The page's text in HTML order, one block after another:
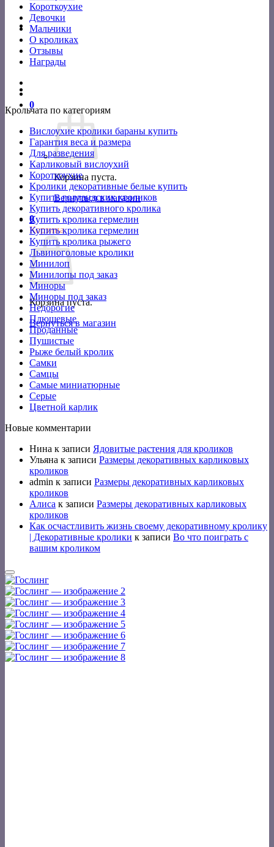
Короткоухие
Девочки
Мальчики
О кроликах
Отзывы
Награды
0
Корзина пуста.
Вернуться в магазин
0
Корзина
Корзина пуста.
Вернуться в магазин
Крольчата по категориям
Вислоухие кролики бараны купить
Гарантия веса и размера
Для разведения
Карликовый вислоухий
Короткоухие
Кролики декоративные белые купить
Купить голландских кроликов
Купить декоративного кролика
Купить кролика гермелин
Купить кролика гермелин
Купить кролика рыжего
Львиноголовые кролики
Минилоп
Минилопы под заказ
Миноры
Миноры под заказ
Недорогие
Плюшевые
Проданные
Пушистые
Рыже белый кролик
Самки
Самцы
Самые миниатюрные
Серые
Цветной карлик
Новые комментарии
Нина к записи Ядовитые растения для кроликов
Ульяна к записи Размеры декоративных карликовых
кроликов
admin к записи Размеры декоративных карликовых
кроликов
Алиса к записи Размеры декоративных карликовых
кроликов
Как осчастливить жизнь своему декоративному кролику
| Декоративные кролики к записи Во что поиграть с
вашим кроликом